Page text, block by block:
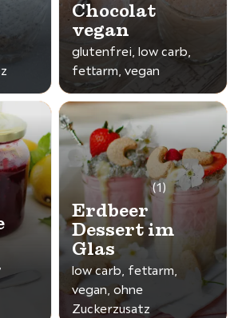
Chocolat
vegan
glutenfrei, low carb,
fettarm, vegan
(1)
Erdbeer
Dessert im
Glas
low carb, fettarm,
vegan, ohne
Zuckerzusatz